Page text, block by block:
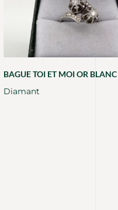
BAGUE TOI ET MOI OR BLANC
Diamant